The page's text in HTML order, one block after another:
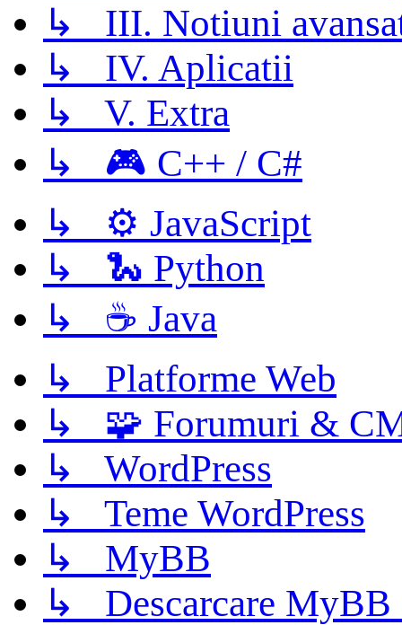
↳ III. Notiuni
↳ IV. Aplicatii
↳ V. Extra
↳ 🎮 C++ / C#
↳ ⚙️ JavaScript
↳ 🐍 Python
↳ ☕ Java
↳ Platforme Web
↳ 🧩 Forumuri &
↳ WordPress
↳ Teme WordPress
↳ MyBB
↳ Descarcare MyBB